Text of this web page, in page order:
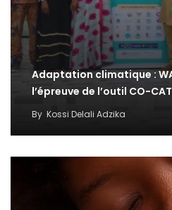
Adaptation climatique :
l’épreuve de l’outil CO-CAT
By Kossi Delali Adzika